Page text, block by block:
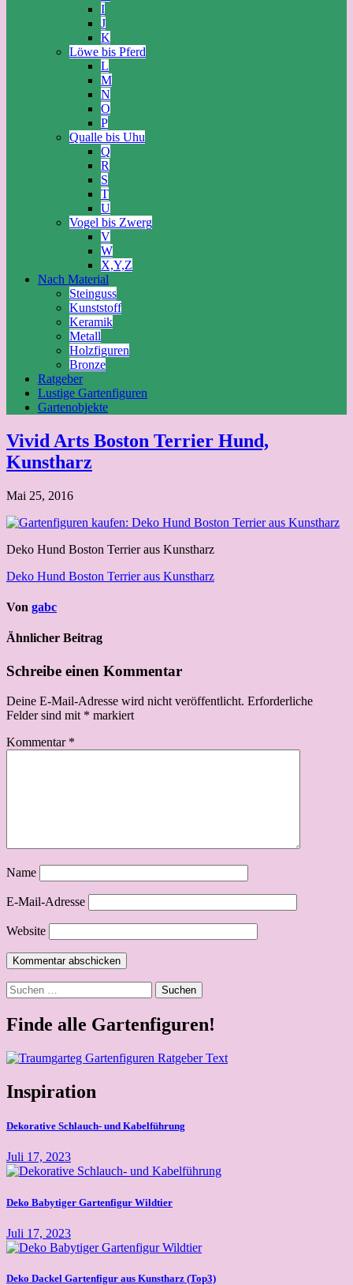
I
J
K
Löwe bis Pferd
L
M
N
O
P
Qualle bis Uhu
Q
R
S
T
U
Vogel bis Zwerg
V
W
X,Y,Z
Nach Material
Steinguss
Kunststoff
Keramik
Metall
Holzfiguren
Bronze
Ratgeber
Lustige Gartenfiguren
Gartenobjekte
Vivid Arts Boston Terrier Hund,
Kunstharz
Mai 25, 2016
Deko Hund Boston Terrier aus Kunstharz
Beitragsnavigation
Deko Hund Boston Terrier aus Kunstharz
Von gabc
Ähnlicher Beitrag
Schreibe einen Kommentar
Deine E-Mail-Adresse wird nicht veröffentlicht. Erforderliche
Felder sind mit * markiert
Kommentar *
Name
E-Mail-Adresse
Website
Suchen
nach:
Finde alle Gartenfiguren!
Inspiration
Dekorative Schlauch- und Kabelführung
Juli 17, 2023
Deko Babytiger Gartenfigur Wildtier
Juli 17, 2023
Deko Dackel Gartenfigur aus Kunstharz (Top3)